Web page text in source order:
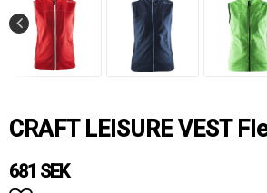
CRAFT LEISURE VEST
681 SEK